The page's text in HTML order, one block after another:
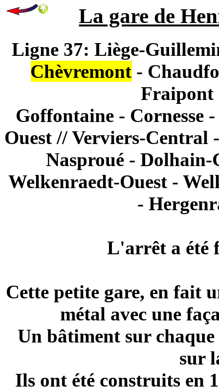
La gare de
Ligne 37: Liège-
Chèvremont -
Fraipont
Goffontaine - Cornesse
Ouest // Verviers-Central
Nasproué -
Welkenraedt-Ouest -
-
L'arrêt a été
Cette petite gare, en fait
métal avec une
Un bâtiment sur
sur
Ils ont été construits en